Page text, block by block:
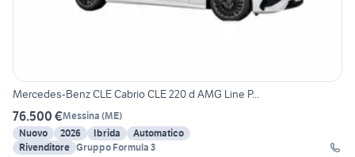
Mercedes-Benz CLE Cabrio CLE 220 d AMG Line P...
76.500 €Messina (ME)
Nuovo
2026 Ibrida
Automatico
Rivenditore Gruppo Formula 3